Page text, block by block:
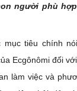
người phù
tiêu chính
Ecgônômi đối
làm việc và